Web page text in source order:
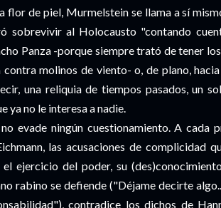
flor de piel, Murmelstein se llama a sí
sobrevivir al Holocausto "contando
Panza -porque siempre trató de tener
molinos de viento- o, de plano,
una reliquia de tiempos pasados, un
ya no le interesa a nadie.
evade ningún cuestionamiento. A cada
las acusaciones de complicidad
ejercicio del poder, su
rabino se defiende ("Déjame decirte
contradice los dichos de